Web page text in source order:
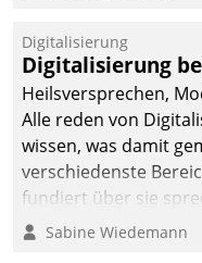
Unternehmen.
Digitalisierung
Digitalisierung
Heilsversprechen,
Alle reden von
wissen, was damit
verschiedenste
fundiert über sie
klären. Ein Aspekt ist
Sabine Wiedemann